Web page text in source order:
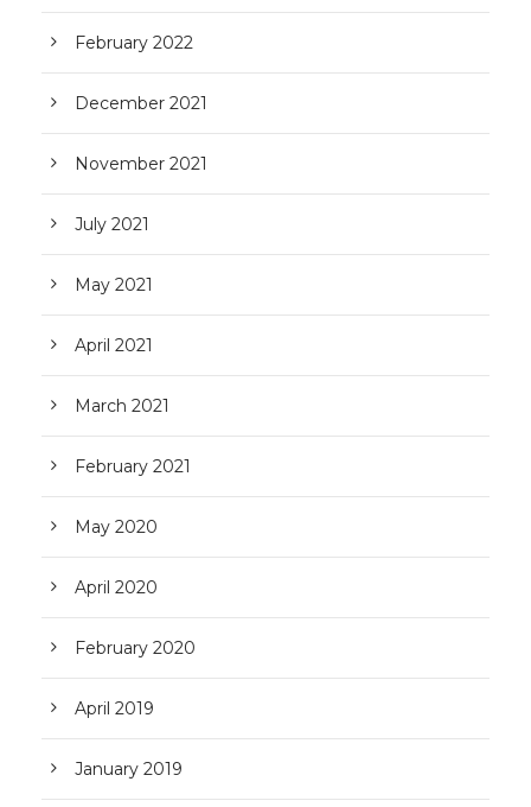
February 2022
December 2021
November 2021
July 2021
May 2021
April 2021
March 2021
February 2021
May 2020
April 2020
February 2020
April 2019
January 2019